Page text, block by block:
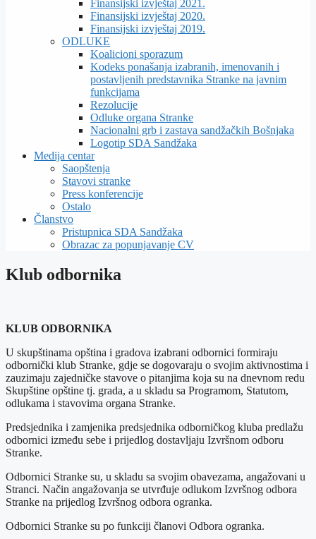
Finansijski izvještaj 2021.
Finansijski izvještaj 2020.
Finansijski izvještaj 2019.
ODLUKE
Koalicioni sporazum
Kodeks ponašanja izabranih, imenovanih i
postavljenih predstavnika Stranke na javnim
funkcijama
Rezolucije
Odluke organa Stranke
Nacionalni grb i zastava sandžačkih Bošnjaka
Logotip SDA Sandžaka
Medija centar
Saopštenja
Stavovi stranke
Press konferencije
Ostalo
Članstvo
Pristupnica SDA Sandžaka
Obrazac za popunjavanje CV
Klub odbornika
KLUB ODBORNIKA
U skupštinama opština i gradova izabrani odbornici formiraju
odbornički klub Stranke, gdje se dogovaraju o svojim aktivnostima i
zauzimaju zajedničke stavove o pitanjima koja su na dnevnom redu
Skupštine opštine tj. grada, a u skladu sa Programom, Statutom,
odlukama i stavovima organa Stranke.
Predsjednika i zamjenika predsjednika odborničkog kluba predlažu
odbornici između sebe i prijedlog dostavljaju Izvršnom odboru
Stranke.
Odbornici Stranke su, u skladu sa svojim obavezama, angažovani u
Stranci. Način angažovanja se utvrđuje odlukom Izvršnog odbora
Stranke na prijedlog Izvršnog odbora ogranka.
Odbornici Stranke su po funkciji članovi Odbora ogranka.